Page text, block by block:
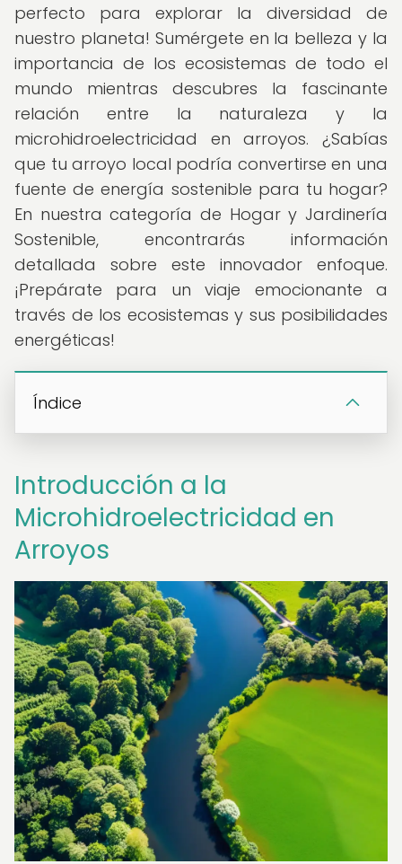
perfecto para explorar la diversidad de
nuestro planeta! Sumérgete en la belleza y la
importancia de los ecosistemas de todo el
mundo mientras descubres la fascinante
relación entre la naturaleza y la
microhidroelectricidad en arroyos. ¿Sabías
que tu arroyo local podría convertirse en una
fuente de energía sostenible para tu hogar?
En nuestra categoría de Hogar y Jardinería
Sostenible, encontrarás información
detallada sobre este innovador enfoque.
¡Prepárate para un viaje emocionante a
través de los ecosistemas y sus posibilidades
energéticas!
Índice
Introducción a la
Microhidroelectricidad en
Arroyos